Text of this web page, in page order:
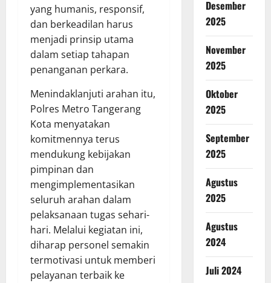
yang humanis, responsif,
dan berkeadilan harus
menjadi prinsip utama
dalam setiap tahapan
penanganan perkara.
Menindaklanjuti arahan itu,
Polres Metro Tangerang
Kota menyatakan
komitmennya terus
mendukung kebijakan
pimpinan dan
mengimplementasikan
seluruh arahan dalam
pelaksanaan tugas sehari-
hari. Melalui kegiatan ini,
diharap personel semakin
termotivasi untuk memberi
pelayanan terbaik ke
Desember
2025
November
2025
Oktober
2025
September
2025
Agustus
2025
Agustus
2024
Juli 2024